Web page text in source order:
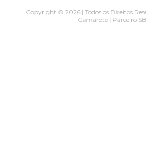
Copyright © 2026 | Todos os Direitos
Camarote | Parceiro